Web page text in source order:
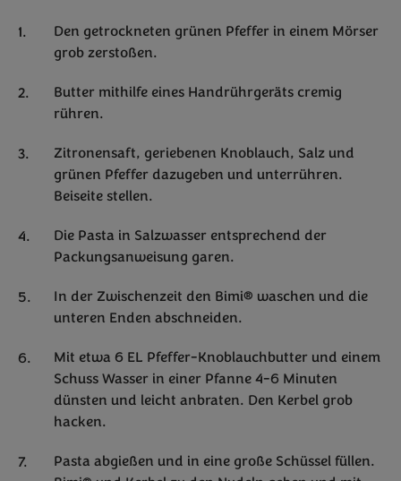
Den getrockneten grünen Pfeffer in einem Mörser
grob zerstoßen.
Butter mithilfe eines Handrührgeräts cremig
rühren.
Zitronensaft, geriebenen Knoblauch, Salz und
grünen Pfeffer dazugeben und unterrühren.
Beiseite stellen.
Die Pasta in Salzwasser entsprechend der
Packungsanweisung garen.
In der Zwischenzeit den Bimi® waschen und die
unteren Enden abschneiden.
Mit etwa 6 EL Pfeffer-Knoblauchbutter und einem
Schuss Wasser in einer Pfanne 4-6 Minuten
dünsten und leicht anbraten. Den Kerbel grob
hacken.
Pasta abgießen und in eine große Schüssel füllen.